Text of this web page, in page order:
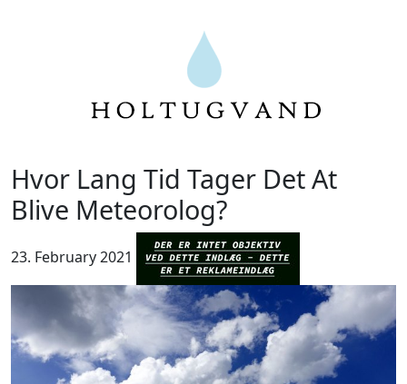
Hvor Lang Tid Tager Det At
Blive Meteorolog?
23. February 2021